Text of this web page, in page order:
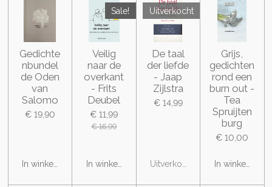
Gedichte
nbundel
de Oden
van
Salomo
€ 19,90
In winkelwagen
Sale!
Veilig
naar de
overkant
- Frits
Deubel
€ 11,99
€ 16,99
In winkelwagen
Uitverkocht
De taal
der liefde
- Jaap
Zijlstra
€ 14,99
Uitverkocht
Grijs,
gedichten
rond een
burn out -
Tea
Spruijten
burg
€ 10,00
In